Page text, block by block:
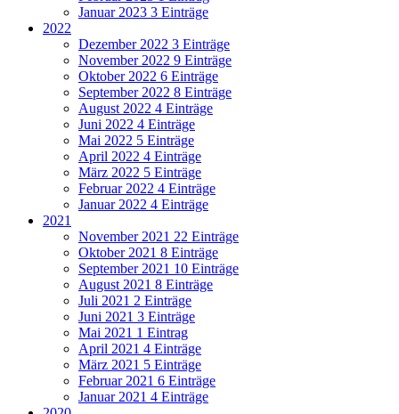
Januar 2023 3 Einträge
2022
Dezember 2022 3 Einträge
November 2022 9 Einträge
Oktober 2022 6 Einträge
September 2022 8 Einträge
August 2022 4 Einträge
Juni 2022 4 Einträge
Mai 2022 5 Einträge
April 2022 4 Einträge
März 2022 5 Einträge
Februar 2022 4 Einträge
Januar 2022 4 Einträge
2021
November 2021 22 Einträge
Oktober 2021 8 Einträge
September 2021 10 Einträge
August 2021 8 Einträge
Juli 2021 2 Einträge
Juni 2021 3 Einträge
Mai 2021 1 Eintrag
April 2021 4 Einträge
März 2021 5 Einträge
Februar 2021 6 Einträge
Januar 2021 4 Einträge